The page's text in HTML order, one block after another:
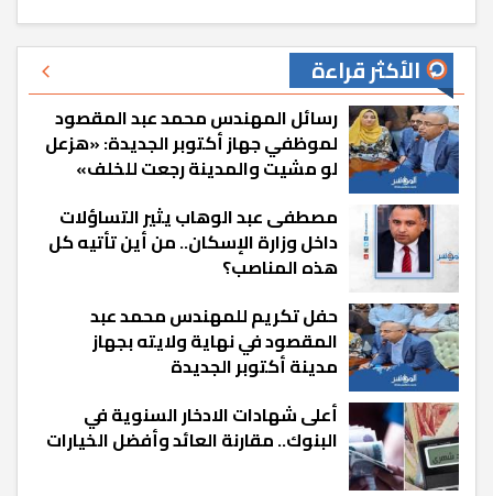
الأكثر قراءة
رسائل المهندس محمد عبد المقصود
لموظفي جهاز أكتوبر الجديدة: «هزعل
لو مشيت والمدينة رجعت للخلف»
مصطفى عبد الوهاب يثير التساؤلات
داخل وزارة الإسكان.. من أين تأتيه كل
هذه المناصب؟
حفل تكريم للمهندس محمد عبد
المقصود في نهاية ولايته بجهاز
مدينة أكتوبر الجديدة
أعلى شهادات الادخار السنوية في
البنوك.. مقارنة العائد وأفضل الخيارات